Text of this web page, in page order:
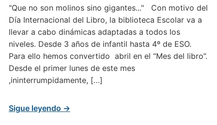
"Que no son molinos sino gigantes..." Con motivo del
Día Internacional del Libro, la biblioteca Escolar va a
llevar a cabo dinámicas adaptadas a todos los
niveles. Desde 3 años de infantil hasta 4º de ESO.
Para ello hemos convertido abril en el “Mes del libro”.
Desde el primer lunes de este mes
,ininterrumpidamente, […]
Sigue leyendo →